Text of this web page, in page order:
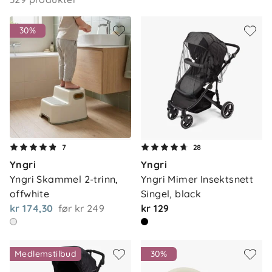
30%
7
Yngri
Yngri Skammel 2-trinn,
offwhite
kr 174,30 før kr 249
28
Yngri
Yngri Mimer Insektsnett
Singel, black
kr 129
Medlemstilbud 30%